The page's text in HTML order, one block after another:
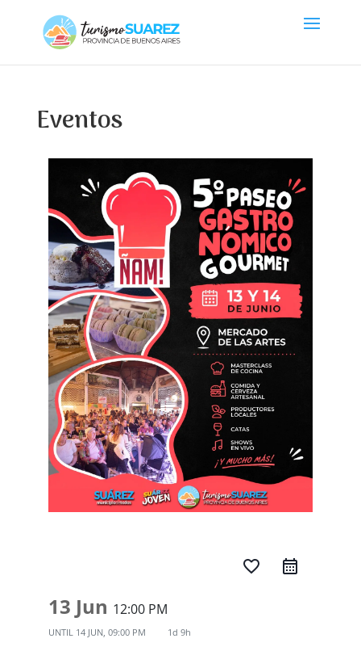
Eventos
favorite_border
13 Jun 12:00 PM
UNTIL 14 JUN, 09:00 PM 1d 9h